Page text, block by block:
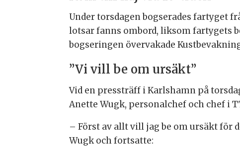
Under torsdagen bogserades fartyget
lotsar fanns ombord, liksom fartygets
bogseringen övervakade
”Vi vill be om ursäkt”
Vid en pressträff i Karlshamn på
Anette Wugk, personalchef och chef i
– Först av allt vill jag be om ursäkt för
Wugk och fortsatte: